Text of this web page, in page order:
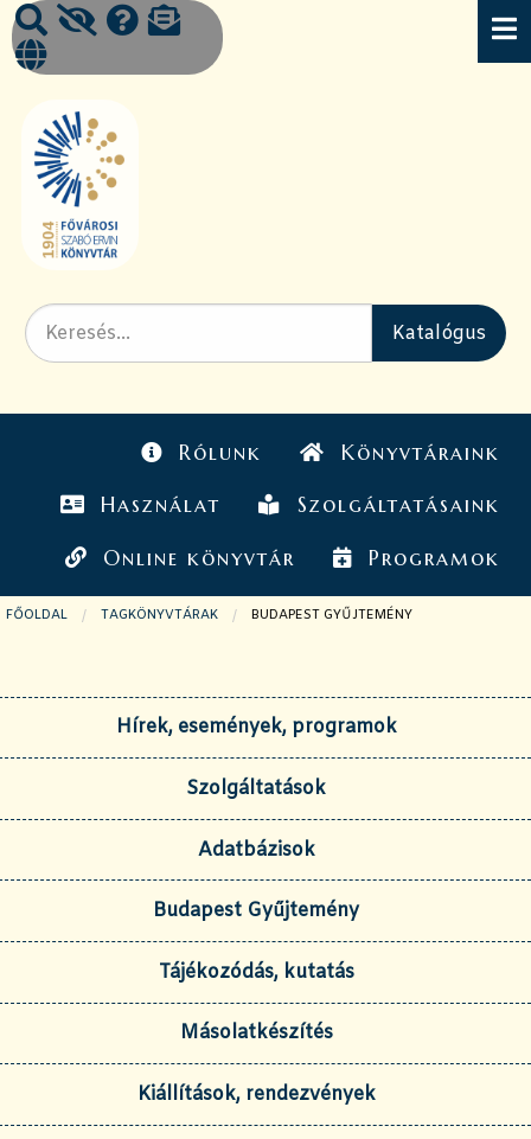
Rólunk Könyvtáraink
Használat Szolgáltatásaink
Online könyvtár Programok
FŐOLDAL TAGKÖNYVTÁRAK JELENLEGI OLDAL:
BUDAPEST GYŰJTEMÉNY
Hírek, események, programok
Szolgáltatások
Adatbázisok
Budapest Gyűjtemény
Tájékozódás, kutatás
Másolatkészítés
Kiállítások, rendezvények